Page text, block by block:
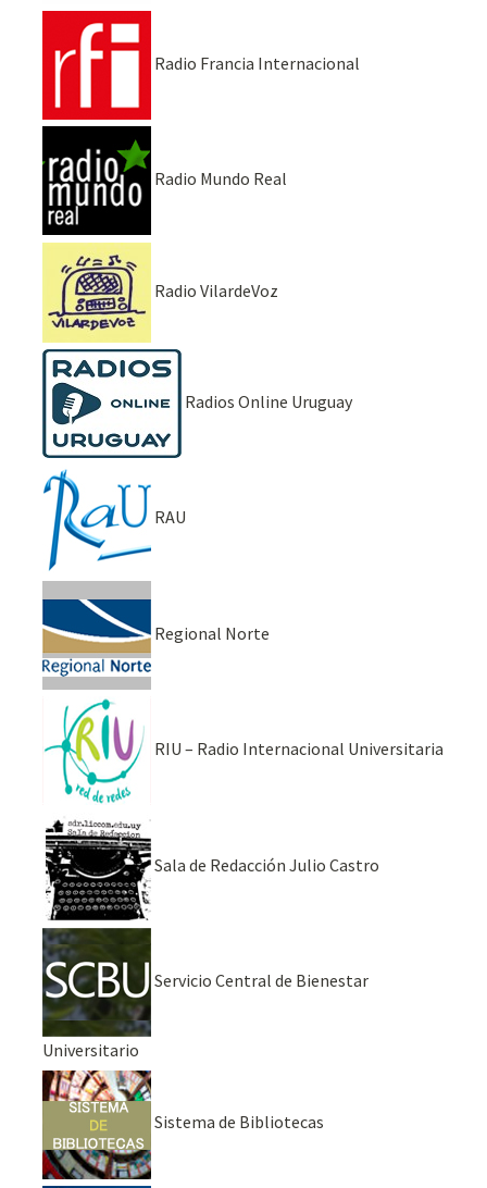
Radio Francia Internacional
Radio Mundo Real
Radio VilardeVoz
Radios Online Uruguay
RAU
Regional Norte
RIU – Radio Internacional Universitaria
Sala de Redacción Julio Castro
Servicio Central de Bienestar
Universitario
Sistema de Bibliotecas